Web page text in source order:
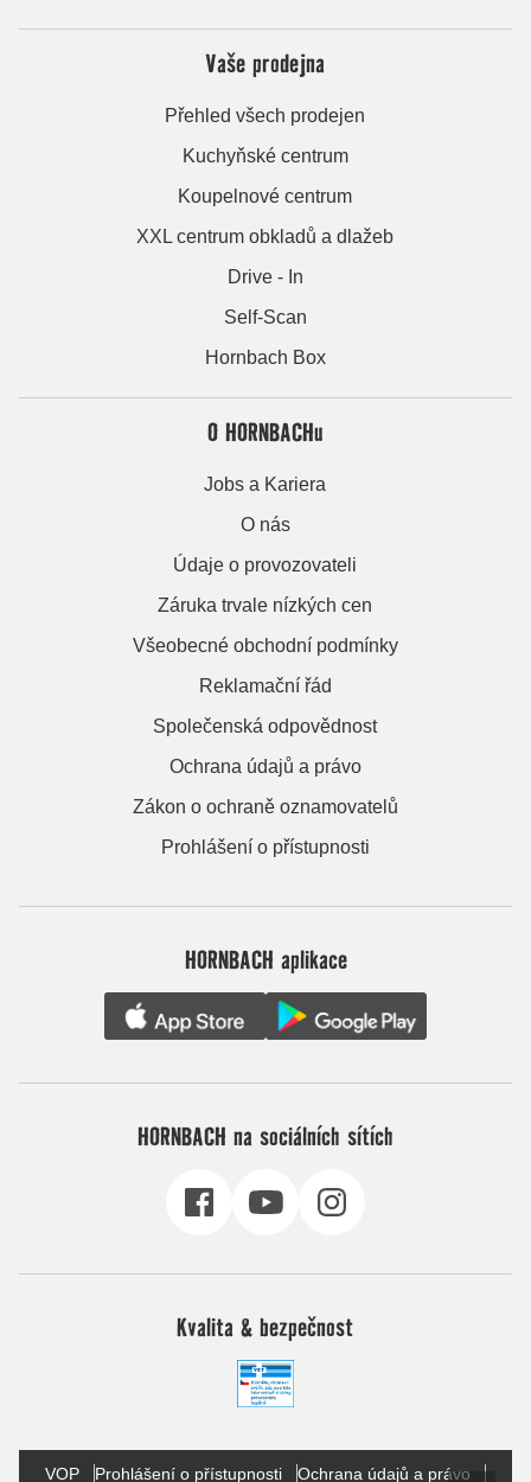
Vaše prodejna
Přehled všech prodejen
Kuchyňské centrum
Koupelnové centrum
XXL centrum obkladů a dlažeb
Drive - In
Self-Scan
Hornbach Box
O HORNBACHu
Jobs a Kariera
O nás
Údaje o provozovateli
Záruka trvale nízkých cen
Všeobecné obchodní podmínky
Reklamační řád
Společenská odpovědnost
Ochrana údajů a právo
Zákon o ochraně oznamovatelů
Prohlášení o přístupnosti
HORNBACH aplikace
HORNBACH na sociálních sítích
Kvalita & bezpečnost
VOP Prohlášení o přístupnosti Ochrana údajů a právo